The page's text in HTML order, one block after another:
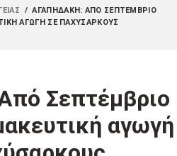
/ ΑΓΑΠΗΔΆΚΗ: ΑΠΌ ΣΕΠΤΈΜΒΡΙΟ
ΑΓΩΓΉ ΣΕ ΠΑΧΎΣΑΡΚΟΥΣ
Σεπτέμβριο
αγωγή